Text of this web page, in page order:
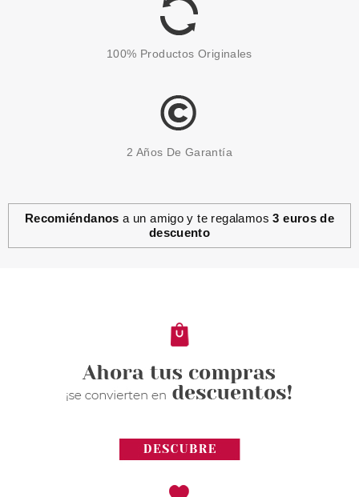
100% Productos Originales
2 Años De Garantía
Recomiéndanos a un amigo y te regalamos3 euros de
descuento